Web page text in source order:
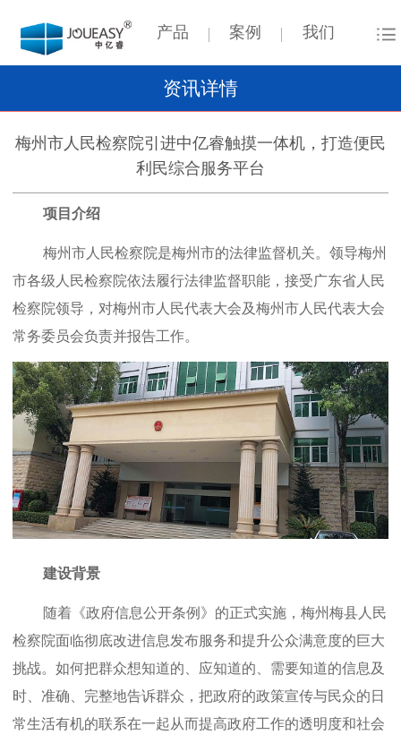
产品 案例 我们
资讯详情
梅州市人民检察院引进中亿睿触摸一体机，打造便民
利民综合服务平台
项目介绍
梅州市人民检察院是梅州市的法律监督机关。领导梅州
市各级人民检察院依法履行法律监督职能，接受广东省人民
检察院领导，对梅州市人民代表大会及梅州市人民代表大会
常务委员会负责并报告工作。
建设背景
随着《政府信息公开条例》的正式实施，梅州梅县人民
检察院面临彻底改进信息发布服务和提升公众满意度的巨大
挑战。如何把群众想知道的、应知道的、需要知道的信息及
时、准确、完整地告诉群众，把政府的政策宣传与民众的日
常生活有机的联系在一起从而提高政府工作的透明度和社会